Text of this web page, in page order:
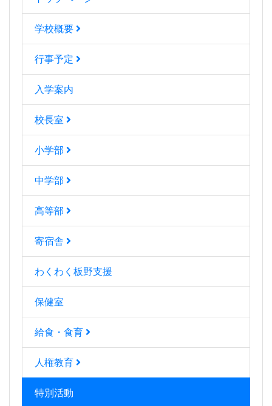
学校概要
行事予定
入学案内
校長室
小学部
中学部
高等部
寄宿舎
わくわく板野支援
保健室
給食・食育
人権教育
特別活動